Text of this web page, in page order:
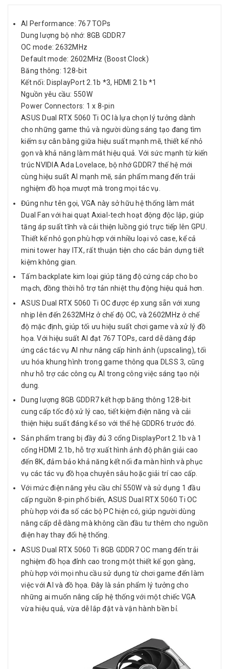
AI Performance: 767 TOPs
Dung lượng bộ nhớ: 8GB GDDR7
OC mode: 2632MHz
Default mode: 2602MHz (Boost Clock)
Băng thông: 128-bit
Kết nối: DisplayPort 2.1b *3, HDMI 2.1b *1
Nguồn yêu cầu: 550W
Power Connectors: 1 x 8-pin
ASUS Dual RTX 5060 Ti OC là lựa chọn lý tưởng dành
cho những game thủ và người dùng sáng tạo đang tìm
kiếm sự cân bằng giữa hiệu suất mạnh mẽ, thiết kế nhỏ
gọn và khả năng làm mát hiệu quả. Với sức mạnh từ kiến
trúc NVIDIA Ada Lovelace, bộ nhớ GDDR7 thế hệ mới
cùng hiệu suất AI mạnh mẽ, sản phẩm mang đến trải
nghiệm đồ họa mượt mà trong mọi tác vụ.
Đúng như tên gọi, VGA này sở hữu hệ thống làm mát
Dual Fan với hai quạt Axial-tech hoạt động độc lập, giúp
tăng áp suất tĩnh và cải thiện luồng gió trực tiếp lên GPU.
Thiết kế nhỏ gọn phù hợp với nhiều loại vỏ case, kể cả
mini tower hay ITX, rất thuận tiện cho các bản dựng tiết
kiệm không gian.
Tấm backplate kim loại giúp tăng độ cứng cáp cho bo
mạch, đồng thời hỗ trợ tản nhiệt thụ động hiệu quả hơn.
ASUS Dual RTX 5060 Ti OC được ép xung sẵn với xung
nhịp lên đến 2632MHz ở chế độ OC, và 2602MHz ở chế
độ mặc định, giúp tối ưu hiệu suất chơi game và xử lý đồ
họa. Với hiệu suất AI đạt 767 TOPs, card dễ dàng đáp
ứng các tác vụ AI như nâng cấp hình ảnh (upscaling), tối
ưu hóa khung hình trong game thông qua DLSS 3, cũng
như hỗ trợ các công cụ AI trong công việc sáng tạo nội
dung.
Dung lượng 8GB GDDR7 kết hợp băng thông 128-bit
cung cấp tốc độ xử lý cao, tiết kiệm điện năng và cải
thiện hiệu suất đáng kể so với thế hệ GDDR6 trước đó.
Sản phẩm trang bị đầy đủ 3 cổng DisplayPort 2.1b và 1
cổng HDMI 2.1b, hỗ trợ xuất hình ảnh độ phân giải cao
đến 8K, đảm bảo khả năng kết nối đa màn hình và phục
vụ các tác vụ đồ họa chuyên sâu hoặc giải trí cao cấp.
Với mức điện năng yêu cầu chỉ 550W và sử dụng 1 đầu
cấp nguồn 8-pin phổ biến, ASUS Dual RTX 5060 Ti OC
phù hợp với đa số các bộ PC hiện có, giúp người dùng
nâng cấp dễ dàng mà không cần đầu tư thêm cho nguồn
điện hay thay đổi hệ thống.
ASUS Dual RTX 5060 Ti 8GB GDDR7 OC mang đến trải
nghiệm đồ họa đỉnh cao trong một thiết kế gọn gàng,
phù hợp với mọi nhu cầu sử dụng từ chơi game đến làm
việc với AI và đồ họa. Đây là sản phẩm lý tưởng cho
những ai muốn nâng cấp hệ thống với một chiếc VGA
vừa hiệu quả, vừa dễ lắp đặt và vận hành bền bỉ.